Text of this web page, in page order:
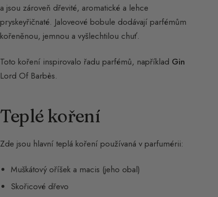
a jsou zároveň dřevité, aromatické a lehce
pryskeyřičnaté. Jaloveové bobule dodávají parfémům
kořeněnou, jemnou a vyšlechtilou chuť.
Toto koření inspirovalo řadu parfémů, například Gin
Lord Of Barbès.
Teplé koření
Zde jsou hlavní teplá koření používaná v parfumérii:
Muškátový oříšek a macis (jeho obal)
Skořicové dřevo